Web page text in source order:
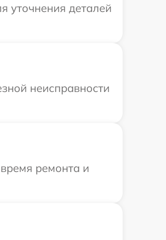
уточнения деталей
неисправности
ремонта и